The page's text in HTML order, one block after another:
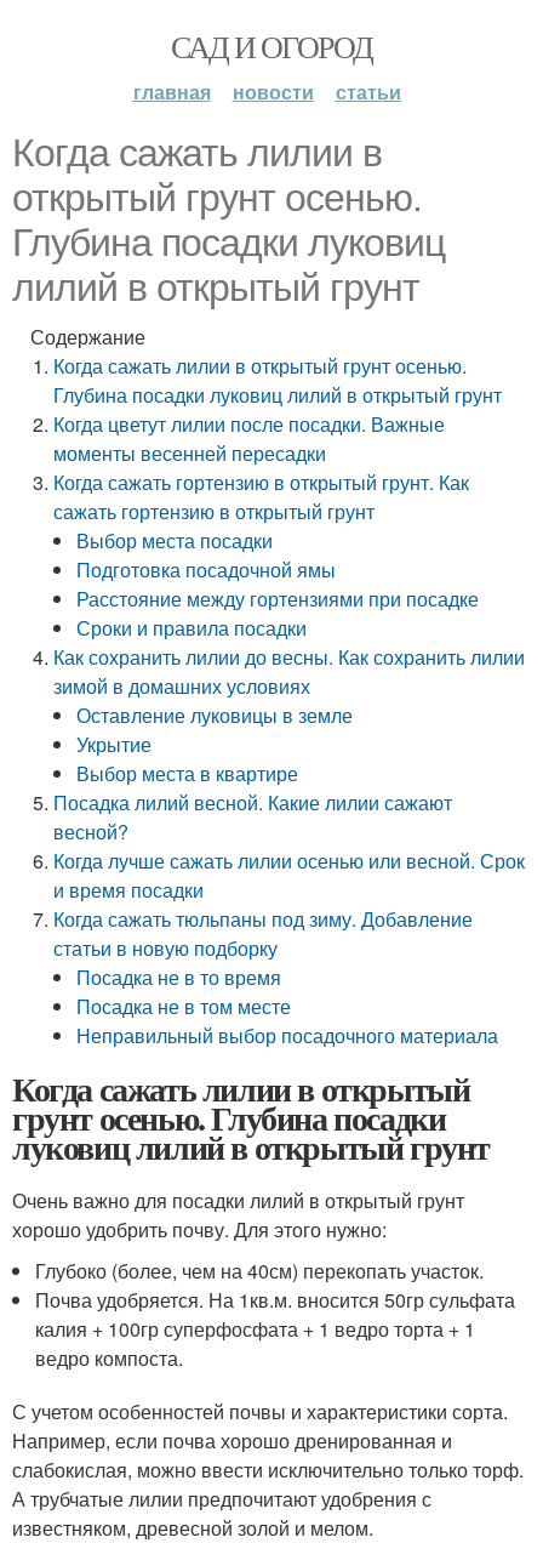
САД И ОГОРОД
главная новости статьи
Когда сажать лилии в
открытый грунт осенью.
Глубина посадки луковиц
лилий в открытый грунт
Содержание
Когда сажать лилии в открытый грунт осенью.
Глубина посадки луковиц лилий в открытый грунт
Когда цветут лилии после посадки. Важные
моменты весенней пересадки
Когда сажать гортензию в открытый грунт. Как
сажать гортензию в открытый грунт
Выбор места посадки
Подготовка посадочной ямы
Расстояние между гортензиями при посадке
Сроки и правила посадки
Как сохранить лилии до весны. Как сохранить лилии
зимой в домашних условиях
Оставление луковицы в земле
Укрытие
Выбор места в квартире
Посадка лилий весной. Какие лилии сажают
весной?
Когда лучше сажать лилии осенью или весной. Срок
и время посадки
Когда сажать тюльпаны под зиму. Добавление
статьи в новую подборку
Посадка не в то время
Посадка не в том месте
Неправильный выбор посадочного материала
Когда сажать лилии в открытый
грунт осенью. Глубина посадки
луковиц лилий в открытый грунт
Очень важно для посадки лилий в открытый грунт
хорошо удобрить почву. Для этого нужно:
Глубоко (более, чем на 40см) перекопать участок.
Почва удобряется. На 1кв.м. вносится 50гр сульфата
калия + 100гр суперфосфата + 1 ведро торта + 1
ведро компоста.
С учетом особенностей почвы и характеристики сорта.
Например, если почва хорошо дренированная и
слабокислая, можно ввести исключительно только торф.
А трубчатые лилии предпочитают удобрения с
известняком, древесной золой и мелом.